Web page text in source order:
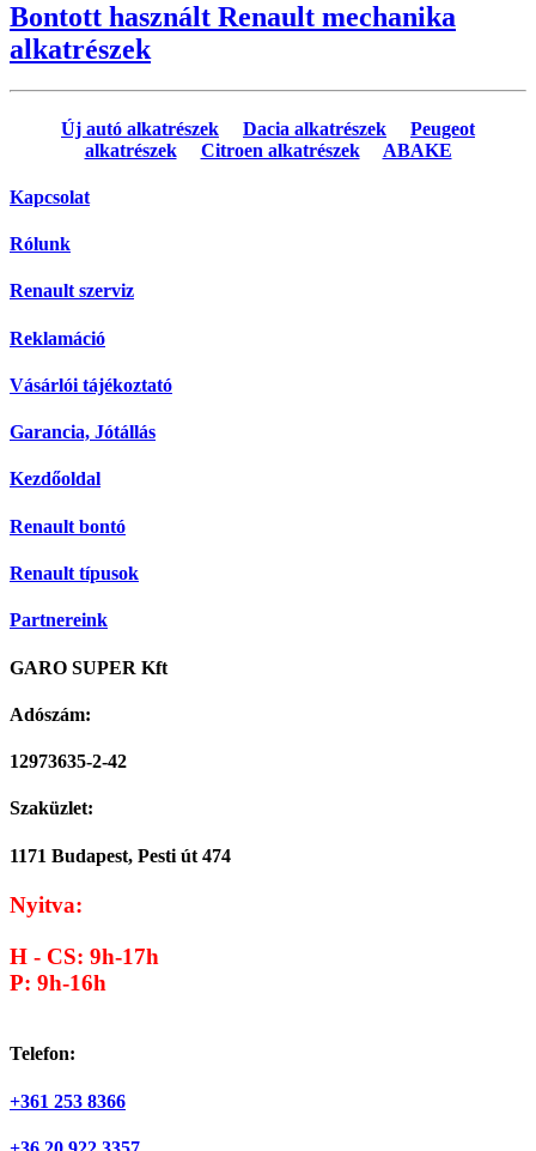
Bontott használt Renault mechanika
alkatrészek
Új autó alkatrészek Dacia alkatrészek
Peugeot
alkatrészek
Citroen alkatrészek ABAKE
Kapcsolat
Rólunk
Renault szerviz
Reklamáció
Vásárlói tájékoztató
Garancia, Jótállás
Kezdőoldal
Renault bontó
Renault típusok
Partnereink
GARO SUPER Kft
Adószám:
12973635-2-42
Szaküzlet:
1171 Budapest, Pesti út 474
Nyitva:
H - CS: 9h-17h
P: 9h-16h
Telefon:
+361 253 8366